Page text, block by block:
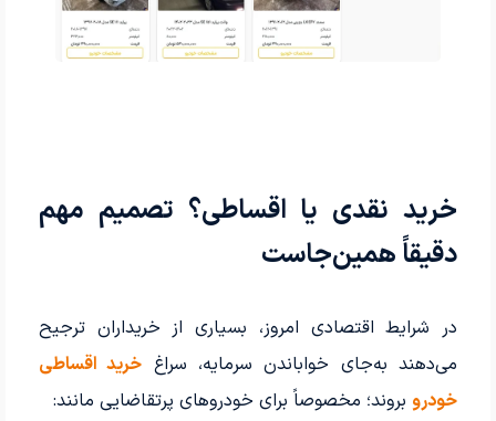
خرید نقدی یا اقساطی؟ تصمیم مهم
دقیقاً همین‌جاست
در شرایط اقتصادی امروز، بسیاری از خریداران ترجیح
می‌دهند به‌جای خواباندن سرمایه، سراغ خرید اقساطی
خودروبروند؛ مخصوصاً برای خودروهای پرتقاضایی مانند: